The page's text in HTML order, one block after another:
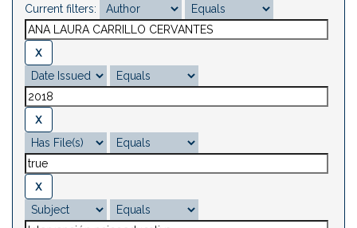
Current filters: